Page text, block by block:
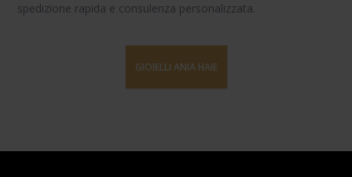
spedizione rapida e consulenza personalizzata.
GIOIELLI ANIA HAIE